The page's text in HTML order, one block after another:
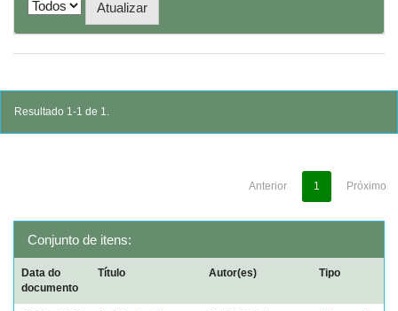
Resultado 1-1 de 1.
Anterior 1 Próximo
Conjunto de itens:
Data do
documento
Título Autor(es) Tipo